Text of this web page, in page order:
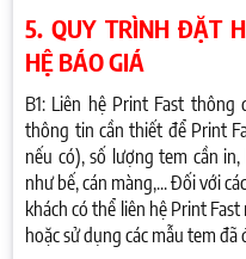
5. QUY TRÌNH ĐẶT
HỆ BÁO GIÁ
B1: Liên hệ Print Fast thông
thông tin cần thiết để Print
nếu có), số lượng tem cần
như bế, cán màng,... Đối với
khách có thể liên hệ Print
hoặc sử dụng các mẫu tem đã